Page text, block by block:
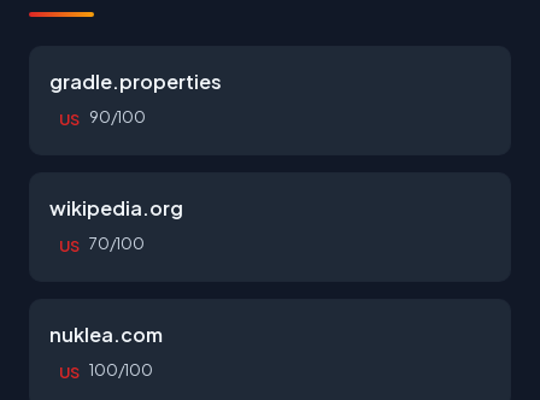
gradle.properties
US 90/100
wikipedia.org
US 70/100
nuklea.com
US 100/100